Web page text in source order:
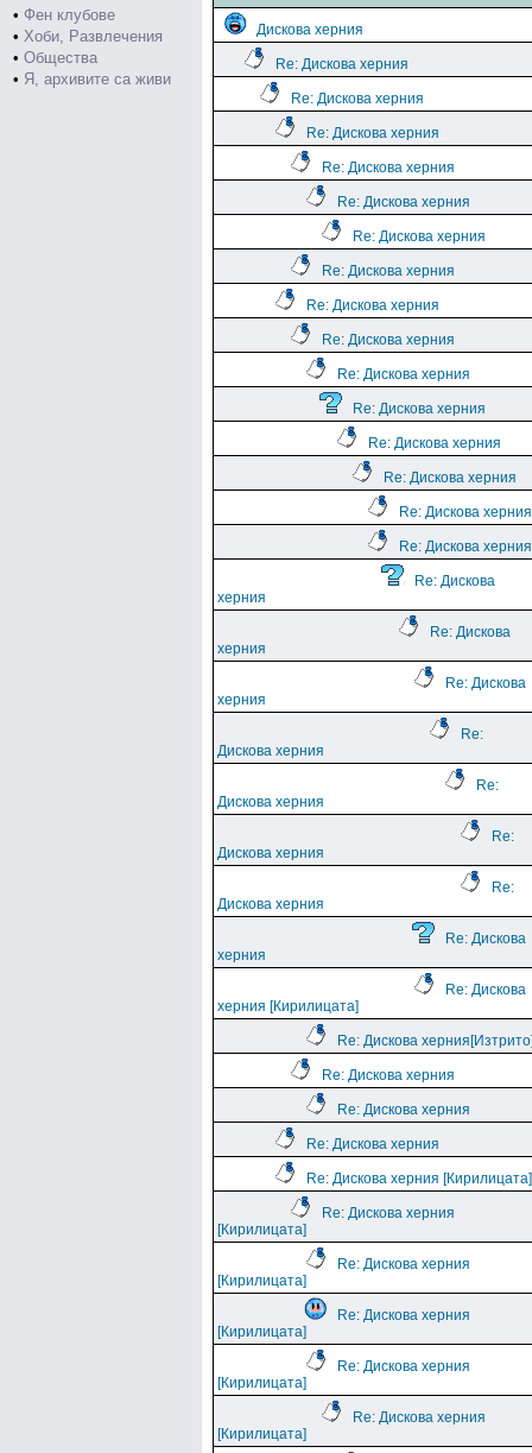
• Фен клубове
• Хоби, Развлечения
• Общества
• Я, архивите са живи
Дискова херния
Re: Дискова херния
Re: Дискова херния
Re: Дискова херния
Re: Дискова херния
Re: Дискова херния
Re: Дискова херния
Re: Дискова херния
Re: Дискова херния
Re: Дискова херния
Re: Дискова херния
Re: Дискова херния
Re: Дискова херния
Re: Дискова херния
Re: Дискова херния
Re: Дискова херния
Re: Дискова
херния
Re: Дискова
херния
Re: Дискова
херния
Re:
Дискова херния
Re:
Дискова херния
Re:
Дискова херния
Re:
Дискова херния
Re: Дискова
херния
Re: Дискова
херния [Кирилицата]
Re: Дискова
Re: Дискова херния
Re: Дискова херния
Re: Дискова херния
Re: Дискова херния [Кирилицата]
Re: Дискова херния
[Кирилицата]
Re: Дискова херния
[Кирилицата]
Re: Дискова херния
[Кирилицата]
Re: Дискова херния
[Кирилицата]
Re: Дискова херния
[Кирилицата]